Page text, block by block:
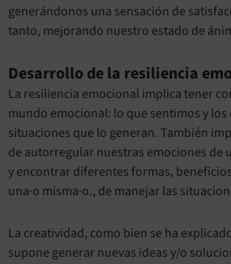
generándonos una sensación de
tanto, mejorando nuestro estado de
Desarrollo de la resiliencia
La resiliencia emocional implica tener
mundo emocional: lo que sentimos y los
situaciones que lo generan. También
de autorregular nuestras emociones de
y encontrar diferentes formas,
una·o misma·o., de manejar las
La creatividad, como bien se ha
supone generar nuevas ideas y/o